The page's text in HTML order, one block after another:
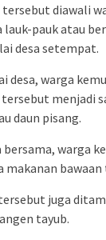
diawali
pauk atau
desa setempat.
desa, warga
menjadi
daun pisang.
warga
makanan
juga
tayub.